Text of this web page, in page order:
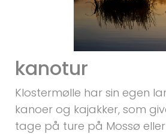
kanotur
Klostermølle har sin egen
kanoer og kajakker, som
tage på ture på Mossø